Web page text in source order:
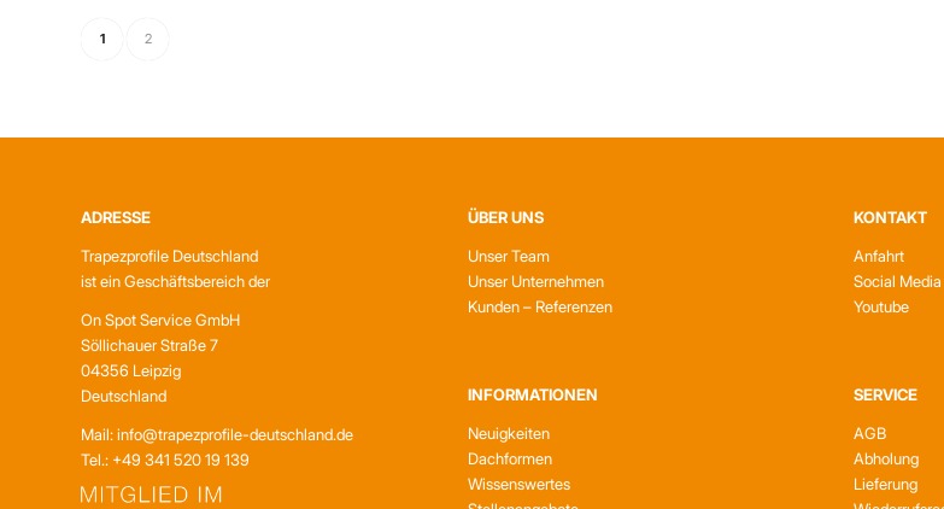
1 2
ADRESSE
Trapezprofile Deutschland
ist ein Geschäftsbereich der
On Spot Service GmbH
Söllichauer Straße 7
04356 Leipzig
Deutschland
Mail: info@trapezprofile-deutschland.de
Tel.: +49 341 520 19 139
ÜBER UNS
Unser Team
Unser Unternehmen
Kunden – Referenzen
INFORMATIONEN
Neuigkeiten
Dachformen
Wissenswertes
KONTAKT
Anfahrt
Social Media
Youtube
SERVICE
AGB
Abholung
Lieferung